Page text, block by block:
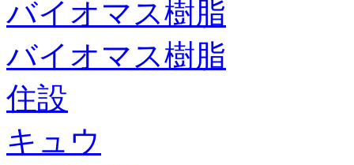
バイオマス樹脂
バイオマス樹脂
住設
キュウ